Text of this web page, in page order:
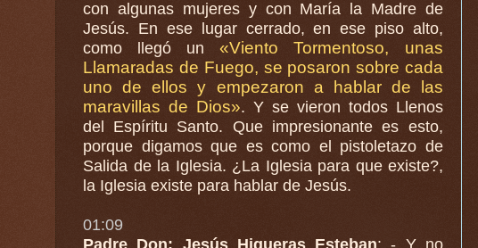
con algunas mujeres y con María la Madre de
Jesús. En ese lugar cerrado, en ese piso alto,
como llegó un «Viento Tormentoso, unas
Llamaradas de Fuego, se posaron sobre cada
uno de ellos y empezaron a hablar de las
maravillas de Dios». Y se vieron todos Llenos
del Espíritu Santo. Que impresionante es esto,
porque digamos que es como el pistoletazo de
Salida de la Iglesia. ¿La Iglesia para que existe?,
la Iglesia existe para hablar de Jesús.
01:09